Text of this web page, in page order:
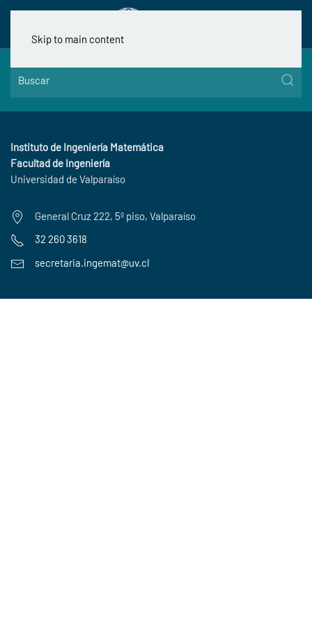
Skip to main content
Instituto de Ingeniería Matemática
Facultad de Ingeniería
Universidad de Valparaíso
General Cruz 222, 5º piso, Valparaíso
32 260 3618
secretaria.ingemat@uv.cl